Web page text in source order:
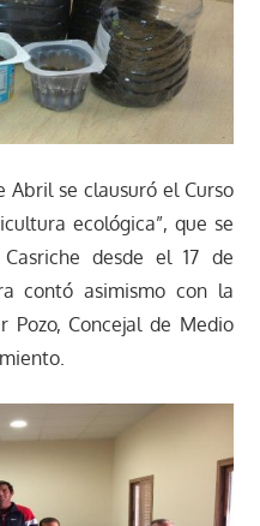
Abril se clausuró el Curso
ecológica”, que se
desde el 17 de
contó asimismo con la
Pozo, Concejal de Medio